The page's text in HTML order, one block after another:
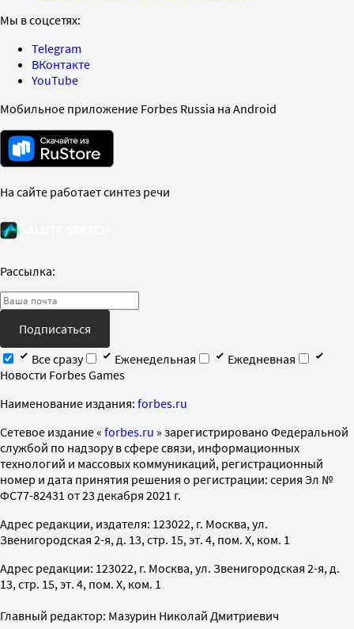
Мы в соцсетях:
Telegram
ВКонтакте
YouTube
Мобильное приложение Forbes Russia на Android
На сайте работает синтез речи
Рассылка:
Подписаться
Все сразу
Еженедельная
Ежедневная
Новости Forbes Games
Наименование издания: forbes.ru
Cетевое издание « forbes.ru » зарегистрировано Федеральной
службой по надзору в сфере связи, информационных
технологий и массовых коммуникаций, регистрационный
номер и дата принятия решения о регистрации: серия Эл №
ФС77-82431 от 23 декабря 2021 г.
Адрес редакции, издателя: 123022, г. Москва, ул.
Звенигородская 2-я, д. 13, стр. 15, эт. 4, пом. X, ком. 1
Адрес редакции: 123022, г. Москва, ул. Звенигородская 2-я, д.
13, стр. 15, эт. 4, пом. X, ком. 1
Главный редактор: Мазурин Николай Дмитриевич